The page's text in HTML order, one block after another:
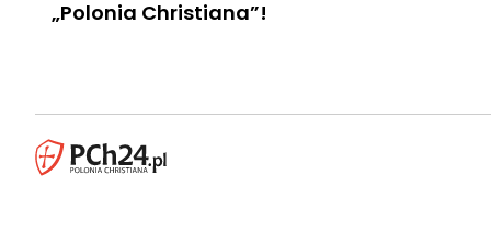
„Polonia Christiana”!